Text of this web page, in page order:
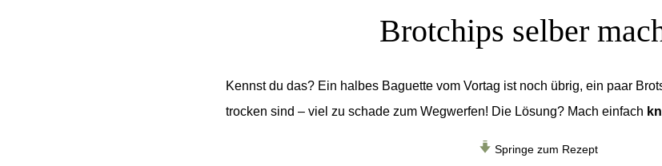
Brotchips selber
Kennst du das? Ein halbes Baguette vom Vortag ist noch übrig, ein paar
trocken sind – viel zu schade zum Wegwerfen! Die Lösung? Mach einfach k
Springe zum Rezept